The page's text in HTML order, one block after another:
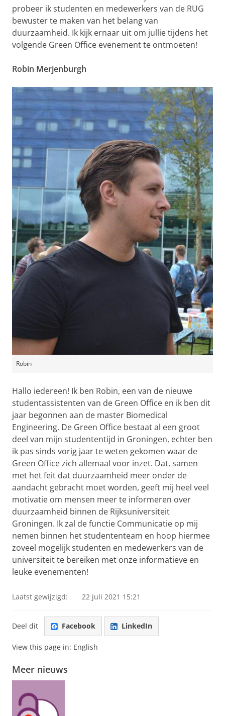
probeer ik studenten en medewerkers van de RUG
bewuster te maken van het belang van
duurzaamheid. Ik kijk ernaar uit om jullie tijdens het
volgende Green Office evenement te ontmoeten!
Robin Merjenburgh
Robin
Hallo iedereen! Ik ben Robin, een van de nieuwe
studentassistenten van de Green Office en ik ben dit
jaar begonnen aan de master Biomedical
Engineering. De Green Office bestaat al een groot
deel van mijn studententijd in Groningen, echter ben
ik pas sinds vorig jaar te weten gekomen waar de
Green Office zich allemaal voor inzet. Dat, samen
met het feit dat duurzaamheid meer onder de
aandacht gebracht moet worden, geeft mij heel veel
motivatie om mensen meer te informeren over
duurzaamheid binnen de Rijksuniversiteit
Groningen. Ik zal de functie Communicatie op mij
nemen binnen het studententeam en hoop hiermee
zoveel mogelijk studenten en medewerkers van de
universiteit te bereiken met onze informatieve en
leuke evenementen!
Laatst gewijzigd: 22 juli 2021 15:21
Deel dit Facebook LinkedIn
View this page in: English
Meer nieuws